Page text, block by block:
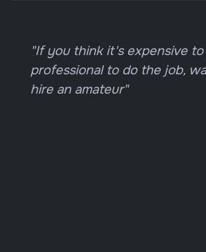
"If you think it's expensive to
professional to do the job,
hire an amateur"